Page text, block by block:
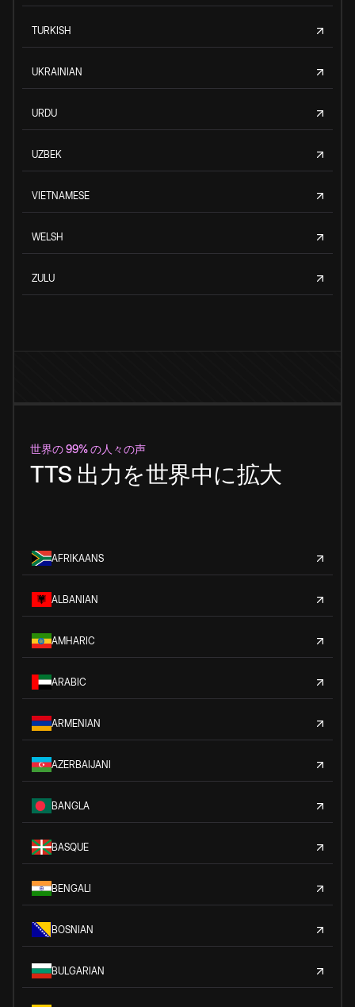
TURKISH
UKRAINIAN
URDU
UZBEK
VIETNAMESE
WELSH
ZULU
世界の 99% の人々の声
TTS 出力を世界中に拡大
AFRIKAANS
ALBANIAN
AMHARIC
ARABIC
ARMENIAN
AZERBAIJANI
BANGLA
BASQUE
BENGALI
BOSNIAN
BULGARIAN